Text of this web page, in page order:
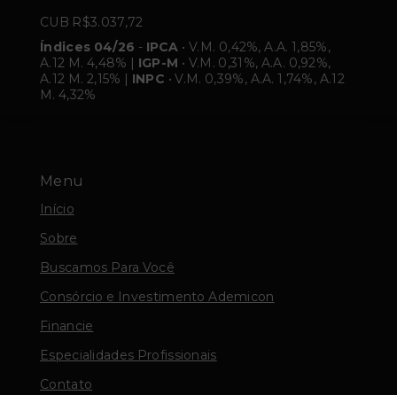
Menu
Início
Sobre
Buscamos Para Você
Consórcio e Investimento Ademicon
Financie
Especialidades Profissionais
Contato
CUB R$3.037,72
Índices 04/26 - IPCA • V.M. 0,42%, A.A. 1,85%,
A.12 M. 4,48% | IGP-M • V.M. 0,31%, A.A. 0,92%,
A.12 M. 2,15% | INPC • V.M. 0,39%, A.A. 1,74%, A.12
M. 4,32%